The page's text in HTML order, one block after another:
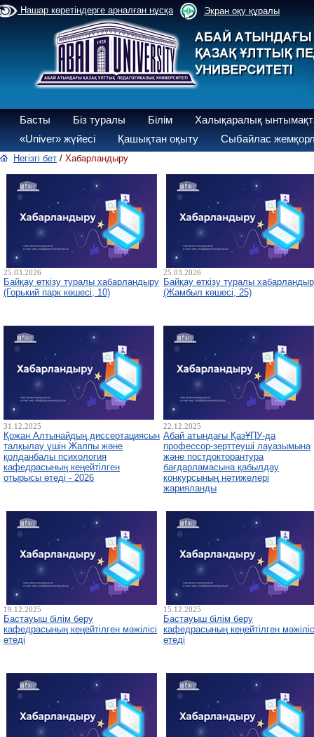
Нашар көретіндерге арналған нұсқа Экран оқу құралы
Басты Біз туралы Білім
Халықаралық
«Univer» жүйесі
Қашықтан оқыту Сыбайлас
Негізгі бет / Хабарландыру
25.03.2026
Байқау өткізу туралы хабарландыру
(Горький парк көшесі, 10)
25.03.2026
Байқау өткізу туралы
(Жамбыл көшесі, 25)
31.12.2025
Қожан Алтынайдың диссертациясын
талқылау үшін Жалпы және
қолданбалы психология
кафедрасының кеңейтілген
отырысы өтеді - 2026
22.12.2025
Абай атындағы ҚазҰПУ-да
профессор-зерттеуші лауазымына
және постдокторантура
бағдарламасына қабылдау
конкурсының нәтижелері
жарияланды
19.12.2025
Бастауыш білім беру
кафедрасының кеңейтілген мәжілісі
өтеді
15.12.2025
Бастауыш білім беру
кафедрасының кеңейтілген
өтеді